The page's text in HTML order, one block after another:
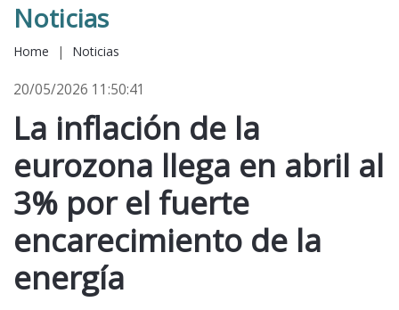
Noticias
Home | Noticias
20/05/2026 11:50:41
La inflación de la
eurozona llega en abril al
3% por el fuerte
encarecimiento de la
energía